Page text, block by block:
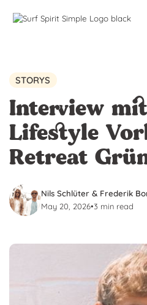
STORYS
Interview
Lifestyle
Retreat
Nils Schlüter & Frederik
May 20, 2026•3 min read